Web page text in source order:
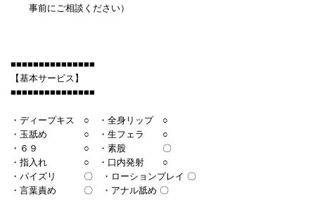
事前にご相談ください）
■■■■■■■■■■■■■■■
【基本サービス】
■■■■■■■■■■■■■■■
・ディープキス ○ ・全身リップ ○
・玉舐め ○ ・生フェラ ○
・６９ ○ ・素股 〇
・指入れ ○ ・口内発射 ○
・パイズリ 〇 ・ローションプレイ 〇
・言葉責め 〇 ・アナル舐め 〇